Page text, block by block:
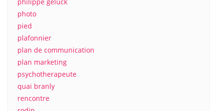
photo
pied
plafonnier
plan de communication
plan marketing
psychotherapeute
quai branly
rencontre